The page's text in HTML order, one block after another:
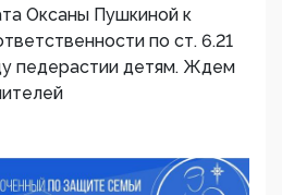
Оксаны Пушкиной к
по ст. 6.21
педерастии детям. Ждем